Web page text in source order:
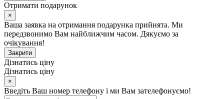
Отримати подарунок
×
Ваша заявка на отримання подарунка прийнята. Ми
передзвонимо Вам найближчим часом. Дякуємо за
очікування!
Закрити
Дізнатись ціну
Дізнатись ціну
×
Введіть Ваш номер телефону і ми Вам зателефонуємо!